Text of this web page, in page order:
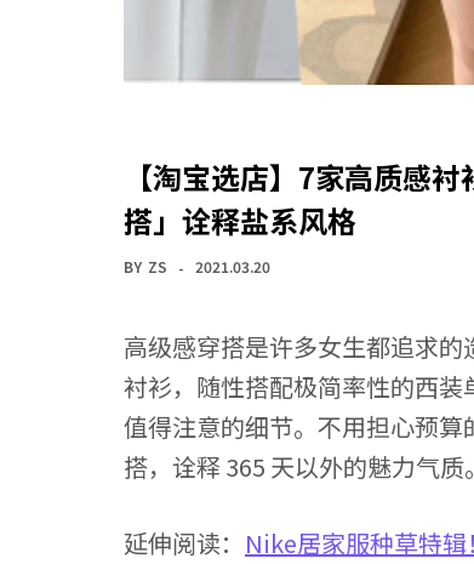
【淘宝选店】7家高质感
搭」诠释盐系风格
BY ZS 2021.03.20
高级感穿搭是许多女生都追求
衬衫，随性搭配极简率性的西
值得注意的细节。不用担心预
搭，诠释 365 天以外的魅力气质。
延伸阅读： Nike居家服种草特